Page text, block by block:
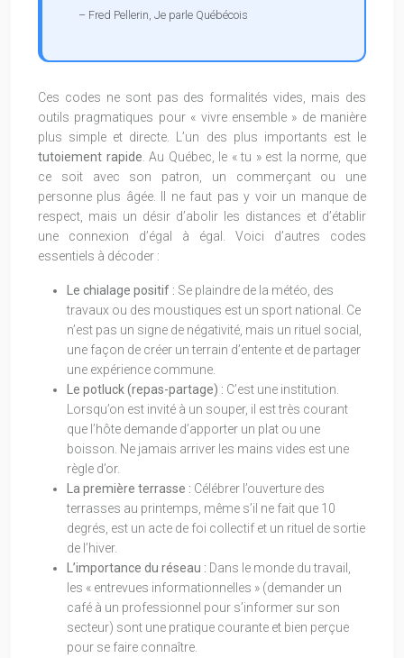
– Fred Pellerin, Je parle Québécois
Ces codes ne sont pas des formalités vides, mais des
outils pragmatiques pour « vivre ensemble » de manière
plus simple et directe. L’un des plus importants est le
tutoiement rapide. Au Québec, le « tu » est la norme, que
ce soit avec son patron, un commerçant ou une
personne plus âgée. Il ne faut pas y voir un manque de
respect, mais un désir d’abolir les distances et d’établir
une connexion d’égal à égal. Voici d’autres codes
essentiels à décoder :
Le chialage positif : Se plaindre de la météo, des
travaux ou des moustiques est un sport national. Ce
n’est pas un signe de négativité, mais un rituel social,
une façon de créer un terrain d’entente et de partager
une expérience commune.
Le potluck (repas-partage) : C’est une institution.
Lorsqu’on est invité à un souper, il est très courant
que l’hôte demande d’apporter un plat ou une
boisson. Ne jamais arriver les mains vides est une
règle d’or.
La première terrasse : Célébrer l’ouverture des
terrasses au printemps, même s’il ne fait que 10
degrés, est un acte de foi collectif et un rituel de sortie
de l’hiver.
L’importance du réseau : Dans le monde du travail,
les « entrevues informationnelles » (demander un
café à un professionnel pour s’informer sur son
secteur) sont une pratique courante et bien perçue
pour se faire connaître.